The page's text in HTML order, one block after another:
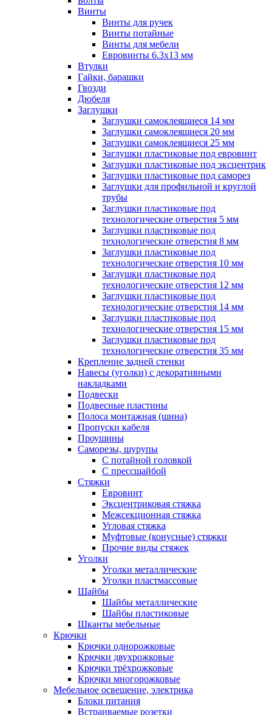
Винты
Винты для ручек
Винты потайные
Винты для мебели
Евровинты 6.3х13 мм
Втулки
Гайки, барашки
Гвозди
Дюбеля
Заглушки
Заглушки самоклеящиеся 14 мм
Заглушки самоклеящиеся 20 мм
Заглушки самоклеящиеся 25 мм
Заглушки пластиковые под евровинт
Заглушки пластиковые под эксцентрик
Заглушки пластиковые под саморез
Заглушки для профильной и круглой
трубы
Заглушки пластиковые под
технологические отверстия 5 мм
Заглушки пластиковые под
технологические отверстия 8 мм
Заглушки пластиковые под
технологические отверстия 10 мм
Заглушки пластиковые под
технологические отверстия 12 мм
Заглушки пластиковые под
технологические отверстия 14 мм
Заглушки пластиковые под
технологические отверстия 15 мм
Заглушки пластиковые под
технологические отверстия 35 мм
Крепление задней стенки
Навесы (уголки) с декоративными
накладками
Подвески
Подвесные пластины
Полоса монтажная (шина)
Пропуски кабеля
Проушины
Саморезы, шурупы
С потайной головкой
С прессшайбой
Стяжки
Евровинт
Эксцентриковая стяжка
Межсекционная стяжка
Угловая стяжка
Муфтовые (конусные) стяжки
Прочие виды стяжек
Уголки
Уголки металлические
Уголки пластмассовые
Шайбы
Шайбы металлические
Шайбы пластиковые
Шканты мебельные
Крючки
Крючки однорожковые
Крючки двухрожковые
Крючки трёхрожковые
Крючки многорожковые
Мебельное освещение, электрика
Блоки питания
Встраиваемые розетки